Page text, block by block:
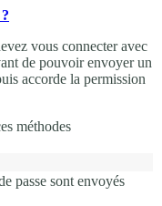
vous connecter avec
de pouvoir envoyer un
accorde la permission
méthodes
passe sont envoyés